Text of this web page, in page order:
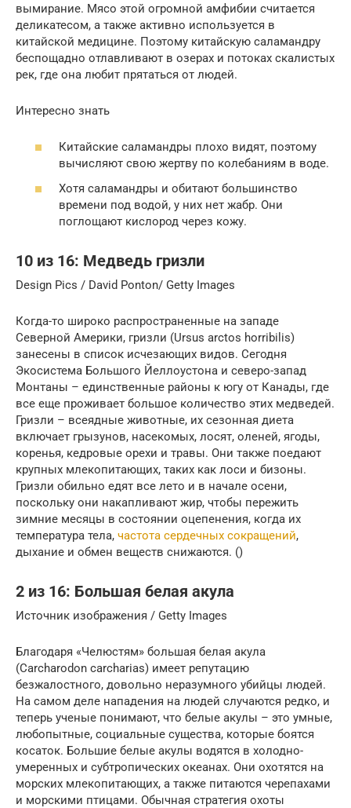
вымирание. Мясо этой огромной амфибии считается
деликатесом, а также активно используется в
китайской медицине. Поэтому китайскую саламандру
беспощадно отлавливают в озерах и потоках скалистых
рек, где она любит прятаться от людей.
Интересно знать
Китайские саламандры плохо видят, поэтому
вычисляют свою жертву по колебаниям в воде.
Хотя саламандры и обитают большинство
времени под водой, у них нет жабр. Они
поглощают кислород через кожу.
10 из 16: Медведь гризли
Design Pics / David Ponton/ Getty Images
Когда-то широко распространенные на западе
Северной Америки, гризли (Ursus arctos horribilis)
занесены в список исчезающих видов. Сегодня
Экосистема Большого Йеллоустона и северо-запад
Монтаны – единственные районы к югу от Канады, где
все еще проживает большое количество этих медведей.
Гризли – всеядные животные, их сезонная диета
включает грызунов, насекомых, лосят, оленей, ягоды,
коренья, кедровые орехи и травы. Они также поедают
крупных млекопитающих, таких как лоси и бизоны.
Гризли обильно едят все лето и в начале осени,
поскольку они накапливают жир, чтобы пережить
зимние месяцы в состоянии оцепенения, когда их
температура тела, частота сердечных сокращений,
дыхание и обмен веществ снижаются. ()
2 из 16: Большая белая акула
Источник изображения / Getty Images
Благодаря «Челюстям» большая белая акула
(Carcharodon carcharias) имеет репутацию
безжалостного, довольно неразумного убийцы людей.
На самом деле нападения на людей случаются редко, и
теперь ученые понимают, что белые акулы – это умные,
любопытные, социальные существа, которые боятся
косаток. Большие белые акулы водятся в холодно-
умеренных и субтропических океанах. Они охотятся на
морских млекопитающих, а также питаются черепахами
и морскими птицами. Обычная стратегия охоты